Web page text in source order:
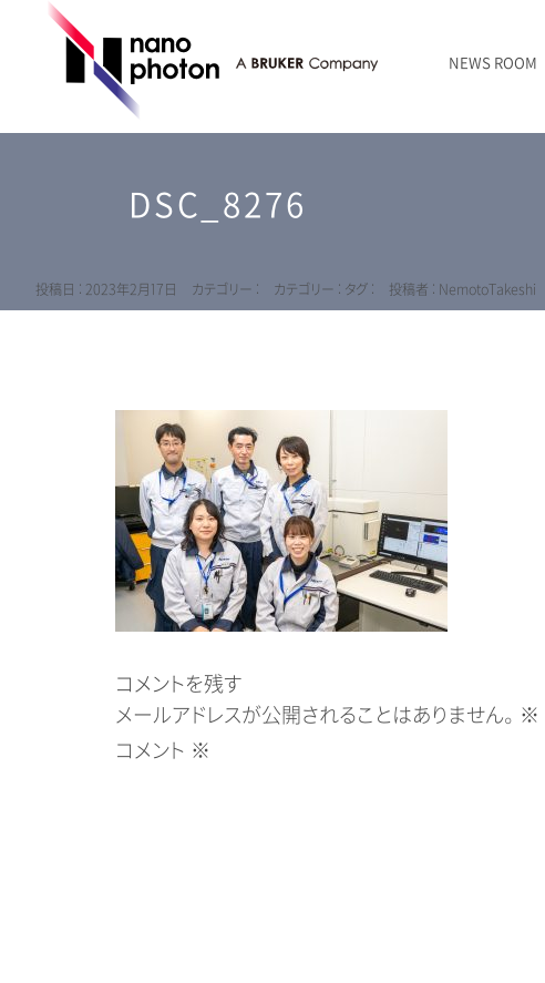
NEWS ROOM
RAMANtouch vioLa | 紫外・深紫外ラマン顕微鏡
sumilé | 広帯域 反射型対物レンズ
RAMAN顕微鏡オンライン見積もり
無機化合物・鉱物DSC_8276
投稿日 : 2023年2月17日 カテゴリー : カテゴリー : タグ : 投稿者 : NemotoTakeshi
コメントを残す
メールアドレスが公開されることはありません。 ※
コメント ※